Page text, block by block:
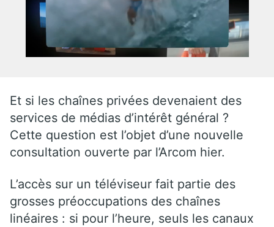
Et si les chaînes privées devenaient des
services de médias d’intérêt général ?
Cette question est l’objet d’une nouvelle
consultation ouverte par l’Arcom hier.
L’accès sur un téléviseur fait partie des
grosses préoccupations des chaînes
linéaires : si pour l’heure, seuls les canaux